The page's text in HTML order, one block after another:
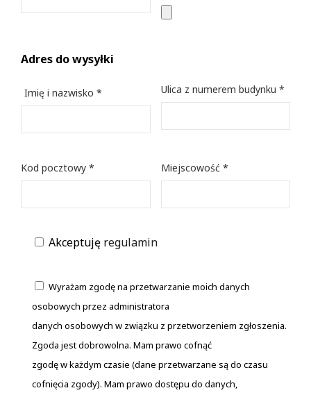
Adres do wysyłki
Imię i nazwisko * Ulica z numerem budynku *
Kod pocztowy * Miejscowość *
Akceptuję regulamin
Wyrażam zgodę na przetwarzanie moich danych
osobowych przez administratora
danych osobowych w związku z przetworzeniem zgłoszenia.
Zgoda jest dobrowolna. Mam prawo cofnąć
zgodę w każdym czasie (dane przetwarzane są do czasu
cofnięcia zgody). Mam prawo dostępu do danych,